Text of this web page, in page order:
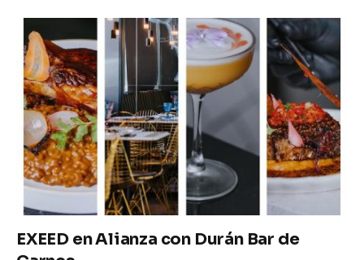
EXEED en Alianza con Durán Bar de